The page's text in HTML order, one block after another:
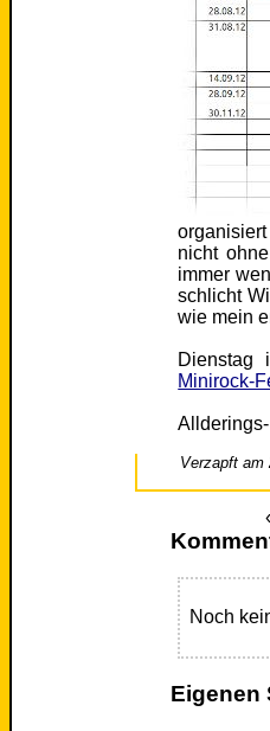
nicht
immer
schlicht
wie mein
Dienstag
Minirock-
Verzapft am
Noch
Eigenen